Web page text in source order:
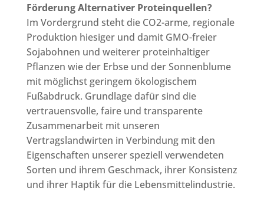
Förderung Alternativer Proteinquellen?
Im Vordergrund steht die CO2-arme, regionale
Produktion hiesiger und damit GMO-freier
Sojabohnen und weiterer proteinhaltiger
Pflanzen wie der Erbse und der Sonnenblume
mit möglichst geringem ökologischem
Fußabdruck. Grundlage dafür sind die
vertrauensvolle, faire und transparente
Zusammenarbeit mit unseren
Vertragslandwirten in Verbindung mit den
Eigenschaften unserer speziell verwendeten
Sorten und ihrem Geschmack, ihrer Konsistenz
und ihrer Haptik für die Lebensmittelindustrie.